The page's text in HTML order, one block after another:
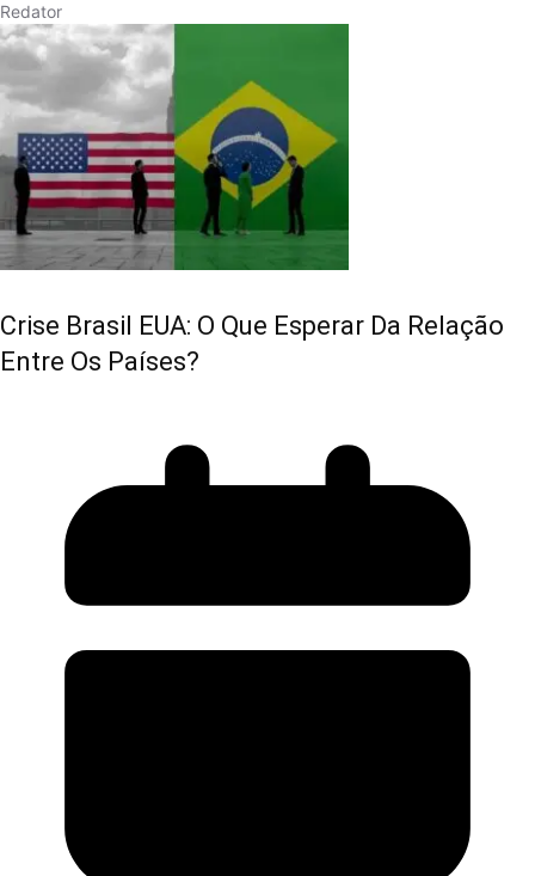
Redator
Crise Brasil EUA: O Que Esperar Da Relação
Entre Os Países?